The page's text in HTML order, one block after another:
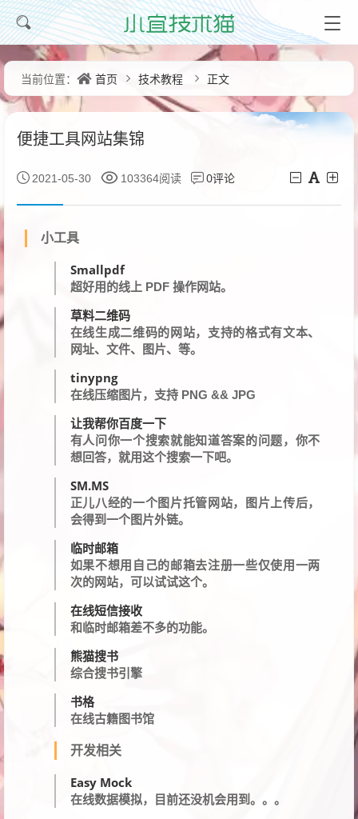
当前位置： 首页 技术教程 正文
便捷工具网站集锦
2021-05-30 103364阅读 0评论
小工具
Smallpdf
超好用的线上 PDF 操作网站。
草料二维码
在线生成二维码的网站，支持的格式有文本、
网址、文件、图片、等。
tinypng
在线压缩图片，支持 PNG && JPG
让我帮你百度一下
有人问你一个搜索就能知道答案的问题，你不
想回答，就用这个搜索一下吧。
SM.MS
正儿八经的一个图片托管网站，图片上传后，
会得到一个图片外链。
临时邮箱
如果不想用自己的邮箱去注册一些仅使用一两
次的网站，可以试试这个。
在线短信接收
和临时邮箱差不多的功能。
熊猫搜书
综合搜书引擎
书格
在线古籍图书馆
开发相关
Easy Mock
在线数据模拟，目前还没机会用到。。。